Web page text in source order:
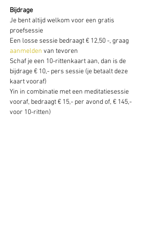
Bijdrage
Je bent altijd welkom voor een gratis
proefsessie
Een losse sessie bedraagt € 12,50 -, graag
aanmelden van tevoren
Schaf je een 10-rittenkaart aan, dan is de
bijdrage € 10,- pers sessie (je betaalt deze
kaart vooraf)
Yin in combinatie met een meditatiesessie
vooraf, bedraagt € 15,- per avond of, € 145,-
voor 10-ritten)